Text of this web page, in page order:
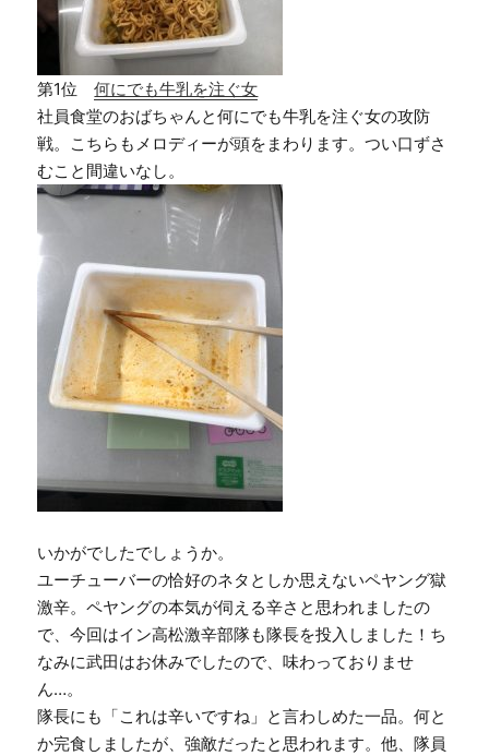
第1位何にでも牛乳を注ぐ女
社員食堂のおばちゃんと何にでも牛乳を注ぐ女の攻防
戦。こちらもメロディーが頭をまわります。つい口ずさ
むこと間違いなし。
いかがでしたでしょうか。
ユーチューバーの恰好のネタとしか思えないペヤング獄
激辛。ペヤングの本気が伺える辛さと思われましたの
で、今回はイン高松激辛部隊も隊長を投入しました！ち
なみに武田はお休みでしたので、味わっておりませ
ん…。
隊長にも「これは辛いですね」と言わしめた一品。何と
か完食しましたが、強敵だったと思われます。他、隊員